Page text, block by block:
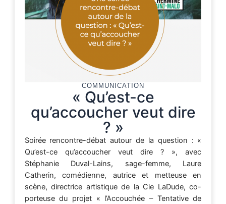
COMMUNICATION
« Qu’est-ce
qu’accoucher veut dire
? »
Soirée rencontre-débat autour de la question : «
Qu’est-ce qu’accoucher veut dire ? », avec
Stéphanie Duval-Lains, sage-femme, Laure
Catherin, comédienne, autrice et metteuse en
scène, directrice artistique de la Cie LaDude, co-
porteuse du projet « l’Accouchée – Tentative de